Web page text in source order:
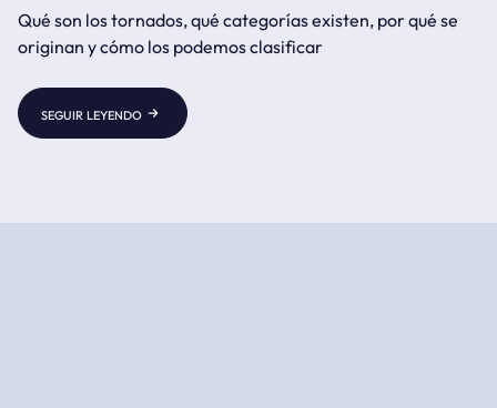
Qué son los tornados, qué categorías existen, por qué se
originan y cómo los podemos clasificar
seguir leyendo